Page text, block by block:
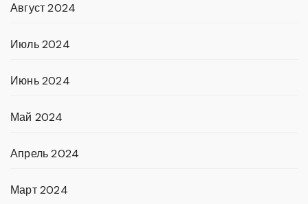
Август 2024
Июль 2024
Июнь 2024
Май 2024
Апрель 2024
Март 2024